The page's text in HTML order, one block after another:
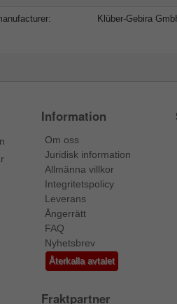
Klüber-Gebira
Information
Om oss
Juridisk information
Allmänna villkor
Integritetspolicy
Leverans
Ångerrätt
FAQ
Nyhetsbrev
Återkalla avtalet
Fraktpartner